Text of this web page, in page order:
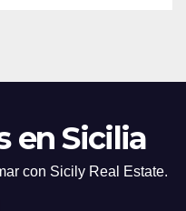
en Sicilia
con Sicily Real Estate.